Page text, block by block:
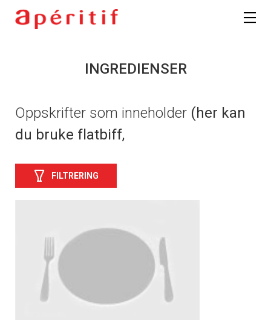
INGREDIENSER
Oppskrifter som inneholder (her kan
du bruke flatbiff,
FILTRERING